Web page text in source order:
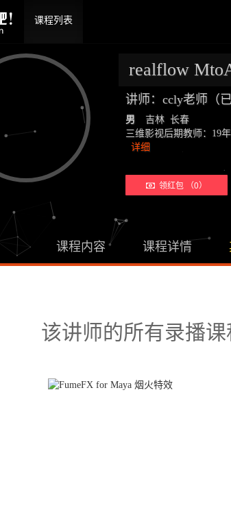
课程列表
realflow
讲师：ccly老师（已
男
吉林 长春
三维影视后期教师：19
详细
领红包 （0）
课程内容 课程详情
该讲师的所有录播课